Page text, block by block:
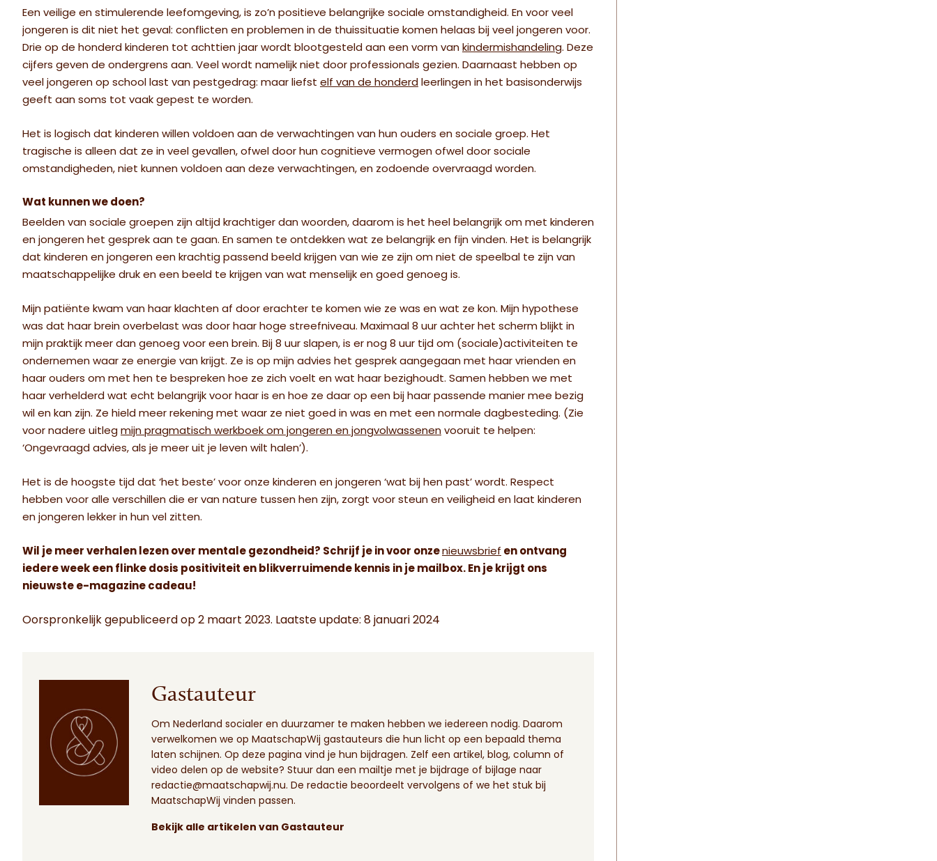
Een veilige en stimulerende leefomgeving, is zo’n positieve belangrijke sociale omstandigheid. En voor veel
jongeren is dit niet het geval: conflicten en problemen in de thuissituatie komen helaas bij veel jongeren voor.
Drie op de honderd kinderen tot achttien jaar wordt blootgesteld aan een vorm van kindermishandeling. Deze
cijfers geven de ondergrens aan. Veel wordt namelijk niet door professionals gezien. Daarnaast hebben op
veel jongeren op school last van pestgedrag: maar liefst elf van de honderd leerlingen in het basisonderwijs
geeft aan soms tot vaak gepest te worden.
Het is logisch dat kinderen willen voldoen aan de verwachtingen van hun ouders en sociale groep. Het
tragische is alleen dat ze in veel gevallen, ofwel door hun cognitieve vermogen ofwel door sociale
omstandigheden, niet kunnen voldoen aan deze verwachtingen, en zodoende overvraagd worden.
Wat kunnen we doen?
Beelden van sociale groepen zijn altijd krachtiger dan woorden, daarom is het heel belangrijk om met kinderen
en jongeren het gesprek aan te gaan. En samen te ontdekken wat ze belangrijk en fijn vinden. Het is belangrijk
dat kinderen en jongeren een krachtig passend beeld krijgen van wie ze zijn om niet de speelbal te zijn van
maatschappelijke druk en een beeld te krijgen van wat menselijk en goed genoeg is.
Mijn patiënte kwam van haar klachten af door erachter te komen wie ze was en wat ze kon. Mijn hypothese
was dat haar brein overbelast was door haar hoge streefniveau. Maximaal 8 uur achter het scherm blijkt in
mijn praktijk meer dan genoeg voor een brein. Bij 8 uur slapen, is er nog 8 uur tijd om (sociale)activiteiten te
ondernemen waar ze energie van krijgt. Ze is op mijn advies het gesprek aangegaan met haar vrienden en
haar ouders om met hen te bespreken hoe ze zich voelt en wat haar bezighoudt. Samen hebben we met
haar verhelderd wat echt belangrijk voor haar is en hoe ze daar op een bij haar passende manier mee bezig
wil en kan zijn. Ze hield meer rekening met waar ze niet goed in was en met een normale dagbesteding. (Zie
voor nadere uitleg mijn pragmatisch werkboek om jongeren en jongvolwassenen vooruit te helpen:
‘Ongevraagd advies, als je meer uit je leven wilt halen’).
Het is de hoogste tijd dat ‘het beste’ voor onze kinderen en jongeren ‘wat bij hen past’ wordt. Respect
hebben voor alle verschillen die er van nature tussen hen zijn, zorgt voor steun en veiligheid en laat kinderen
en jongeren lekker in hun vel zitten.
Wil je meer verhalen lezen over mentale gezondheid? Schrijf je in voor onze nieuwsbrief en ontvang
iedere week een flinke dosis positiviteit en blikverruimende kennis in je mailbox. En je krijgt ons
nieuwste e-magazine cadeau!
Oorspronkelijk gepubliceerd op 2 maart 2023. Laatste update: 8 januari 2024
Gastauteur
Om Nederland socialer en duurzamer te maken hebben we iedereen nodig. Daarom
verwelkomen we op MaatschapWij gastauteurs die hun licht op een bepaald thema
laten schijnen. Op deze pagina vind je hun bijdragen. Zelf een artikel, blog, column of
video delen op de website? Stuur dan een mailtje met je bijdrage of bijlage naar
redactie@maatschapwij.nu. De redactie beoordeelt vervolgens of we het stuk bij
MaatschapWij vinden passen.
Bekijk alle artikelen van Gastauteur